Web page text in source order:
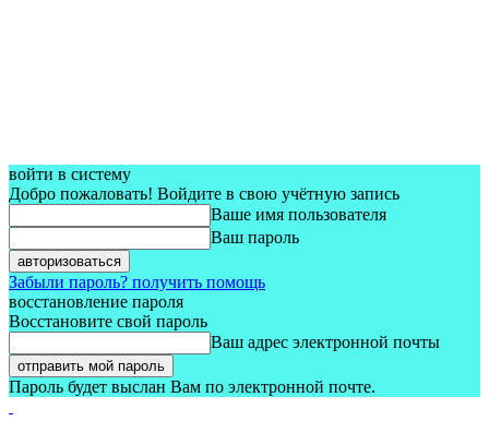
войти в систему
Добро пожаловать! Войдите в свою учётную запись
Ваше имя пользователя
Ваш пароль
Забыли пароль? получить помощь
восстановление пароля
Восстановите свой пароль
Ваш адрес электронной почты
Пароль будет выслан Вам по электронной почте.